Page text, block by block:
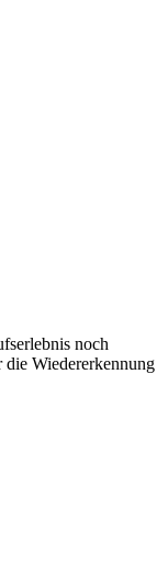
noch
die Wiedererkennung